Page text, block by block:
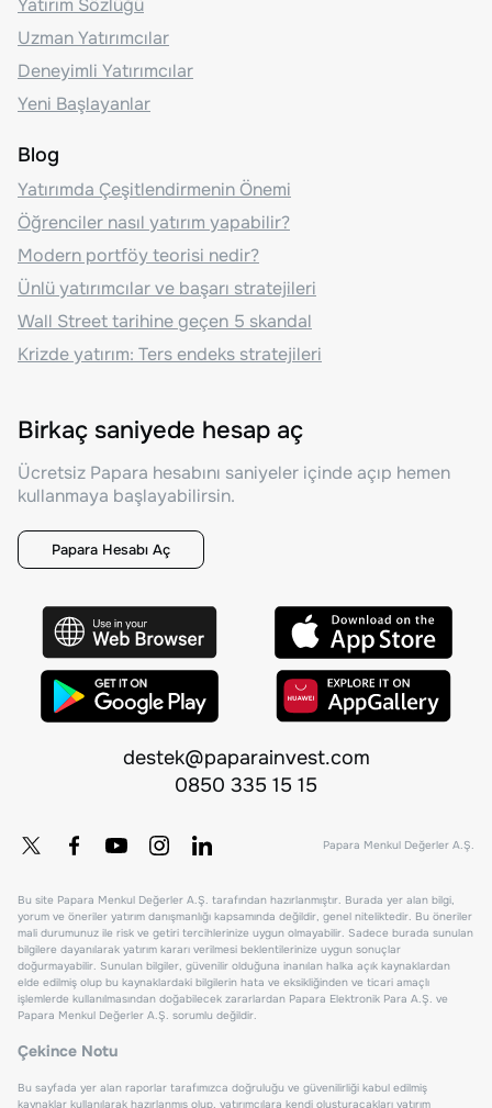
Yatırım Sözlüğü
Uzman Yatırımcılar
Deneyimli Yatırımcılar
Yeni Başlayanlar
Blog
Yatırımda Çeşitlendirmenin Önemi
Öğrenciler nasıl yatırım yapabilir?
Modern portföy teorisi nedir?
Ünlü yatırımcılar ve başarı stratejileri
Wall Street tarihine geçen 5 skandal
Krizde yatırım: Ters endeks stratejileri
Birkaç saniyede hesap aç
Ücretsiz Papara hesabını saniyeler içinde açıp hemen
kullanmaya başlayabilirsin.
Papara Hesabı Aç
destek@paparainvest.com
0850 335 15 15
Papara Menkul Değerler A.Ş.
Bu site Papara Menkul Değerler A.Ş. tarafından hazırlanmıştır. Burada yer alan bilgi,
yorum ve öneriler yatırım danışmanlığı kapsamında değildir, genel niteliktedir. Bu öneriler
mali durumunuz ile risk ve getiri tercihlerinize uygun olmayabilir. Sadece burada sunulan
bilgilere dayanılarak yatırım kararı verilmesi beklentilerinize uygun sonuçlar
doğurmayabilir. Sunulan bilgiler, güvenilir olduğuna inanılan halka açık kaynaklardan
elde edilmiş olup bu kaynaklardaki bilgilerin hata ve eksikliğinden ve ticari amaçlı
işlemlerde kullanılmasından doğabilecek zararlardan Papara Elektronik Para A.Ş. ve
Papara Menkul Değerler A.Ş. sorumlu değildir.
Çekince Notu
Bu sayfada yer alan raporlar tarafımızca doğruluğu ve güvenilirliği kabul edilmiş
kaynaklar kullanılarak hazırlanmış olup, yatırımcılara kendi oluşturacakları yatırım